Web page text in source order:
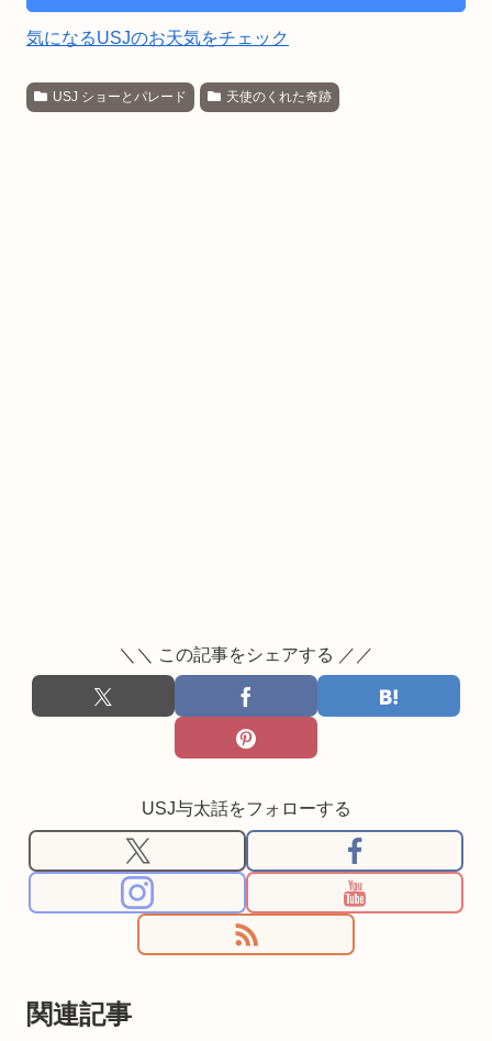
気になるUSJのお天気をチェック
USJ ショーとパレード 天使のくれた奇跡
＼＼ この記事をシェアする ／／
USJ与太話をフォローする
関連記事